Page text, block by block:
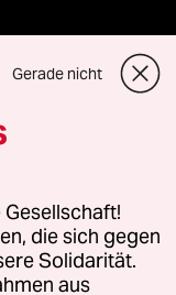
für Genehmigungen
Gerade nicht
die sich gegen
Solidarität.
aus